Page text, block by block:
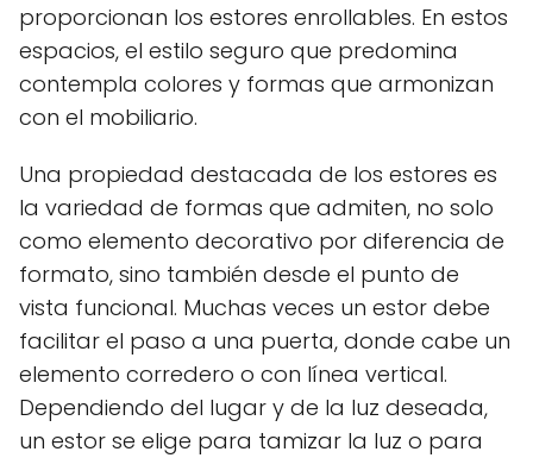
proporcionan los estores enrollables. En estos
espacios, el estilo seguro que predomina
contempla colores y formas que armonizan
con el mobiliario.
Una propiedad destacada de los estores es
la variedad de formas que admiten, no solo
como elemento decorativo por diferencia de
formato, sino también desde el punto de
vista funcional. Muchas veces un estor debe
facilitar el paso a una puerta, donde cabe un
elemento corredero o con línea vertical.
Dependiendo del lugar y de la luz deseada,
un estor se elige para tamizar la luz o para